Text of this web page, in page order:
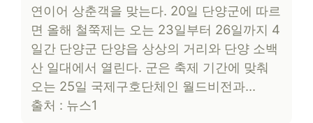
연이어 상춘객을 맞는다. 20일 단양군에 따르
면 올해 철쭉제는 오는 23일부터 26일까지 4
일간 단양군 단양읍 상상의 거리와 단양 소백
산 일대에서 열린다. 군은 축제 기간에 맞춰
오는 25일 국제구호단체인 월드비전과…
출처 : 뉴스1